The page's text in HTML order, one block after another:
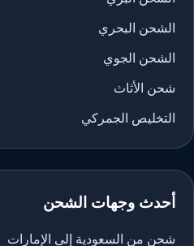
الشحن البحري
الشحن الجوي
شحن الأثاث
التخليص الجمركي
أحدث وجهات الشحن
شحن من السعودية إلى الإمارات